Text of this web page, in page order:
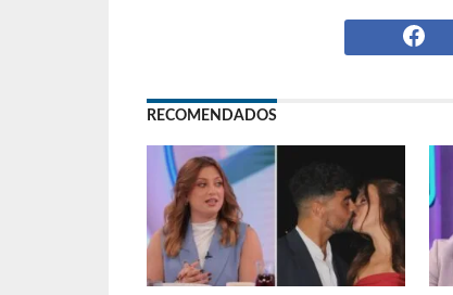
RECOMENDADOS